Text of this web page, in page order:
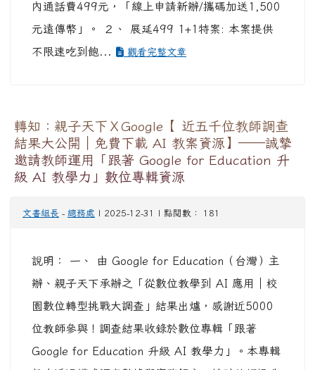
內通話費499元，「線上申請新辦/攜碼加送1,500
元遠傳幣」。 ２、 展延499 1+1特案: 本案提供
不限速吃到飽...
觀看完整文章
轉知：親子天下ＸGoogle【 近五千位教師調查
結果大公開｜免費下載 AI 教案資源】——誠摯
邀請教師運用「跟著 Google for Education 升
級 AI 教學力」數位專輯資源
文書組長 - 總務處 | 2025-12-31 | 點閱數： 181
說明： 一、 由 Google for Education（台灣）主
辦、親子天下承辦之「從數位教學到 AI 應用｜校
園數位轉型挑戰大調查」結果出爐，感謝近5000
位教師參與！調查結果收錄於數位專輯「跟著
Google for Education 升級 AI 教學力」。本專輯